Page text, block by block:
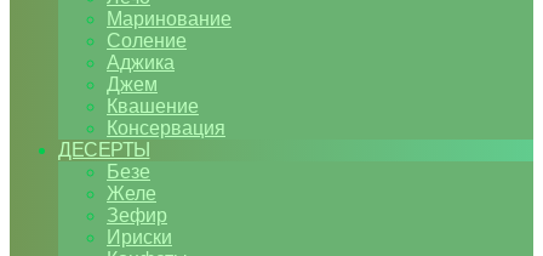
Маринование
Соление
Аджика
Джем
Квашение
Консервация
ДЕСЕРТЫ
Безе
Желе
Зефир
Ириски